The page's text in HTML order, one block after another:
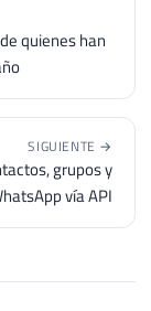
quienes han
SIGUIENTE →
grupos y
vía API